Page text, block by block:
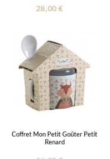
28,00 €
Coffret Mon Petit Goûter Petit
Renard